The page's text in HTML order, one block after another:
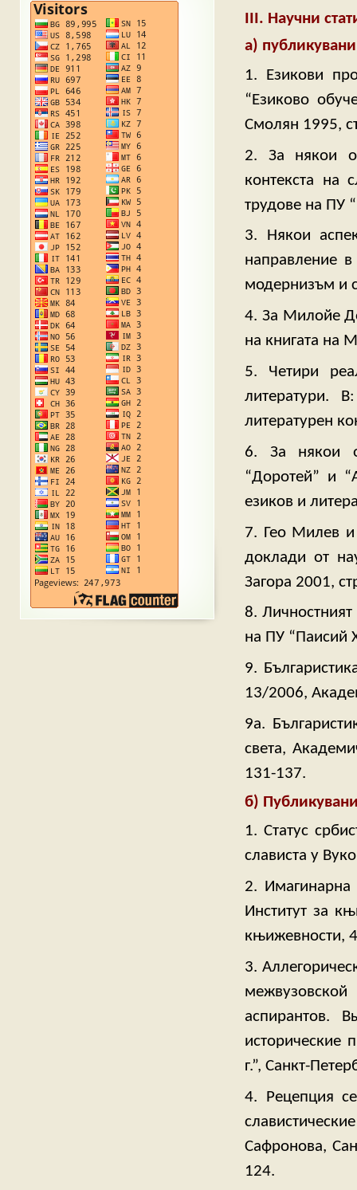
ІІІ. Научни
а)
1. Езикови
“Езиково
Смолян 1995,
2. За някои
контекста на
трудове на ПУ
3. Някои
направление
модернизъм и
4. За Милойе
на книгата на
5. Четири
литератури.
литературен
6. За някои
“Доротей” и
езиков и
7. Гео Милев и
доклади от
Загора 2001,
8. Личностният
на ПУ “Паисий
9.
13/2006,
9а.
света,
131-137.
б)
1. Статус
слависта у
2.
Институт за
књижевности,
3.
аспирантов.
исторические
г.”, Санкт-
4. Рецепция
Сафронова,
124.